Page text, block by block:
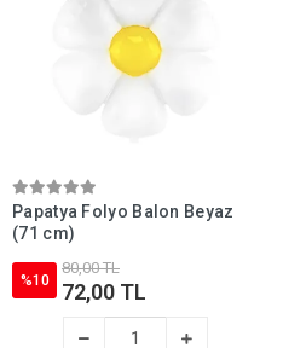
Papatya Folyo Balon Beyaz
(71 cm)
%10
80,00 TL
72,00 TL